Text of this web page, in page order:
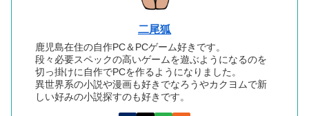
二尾狐
鹿児島在住の自作PC＆PCゲーム好きです。
段々必要スペックの高いゲームを遊ぶようになるのを
切っ掛けに自作でPCを作るようになりました。
異世界系の小説や漫画も好きでなろうやカクヨムで新
しい好みの小説探すのも好きです。